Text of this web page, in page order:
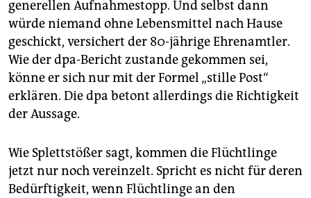
generellen Aufnahmestopp. Und selbst dann
würde niemand ohne Lebensmittel nach Hause
geschickt, versichert der 80-jährige Ehrenamtler.
Wie der dpa-Bericht zustande gekommen sei,
könne er sich nur mit der Formel „stille Post“
erklären. Die dpa betont allerdings die Richtigkeit
der Aussage.
Wie Splettstößer sagt, kommen die Flüchtlinge
jetzt nur noch vereinzelt. Spricht es nicht für deren
Bedürftigkeit, wenn Flüchtlinge an den